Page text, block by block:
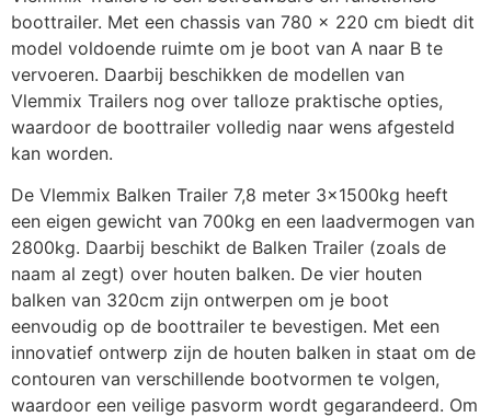
boottrailer. Met een chassis van 780 x 220 cm biedt dit
model voldoende ruimte om je boot van A naar B te
vervoeren. Daarbij beschikken de modellen van
Vlemmix Trailers nog over talloze praktische opties,
waardoor de boottrailer volledig naar wens afgesteld
kan worden.
De Vlemmix Balken Trailer 7,8 meter 3x1500kg heeft
een eigen gewicht van 700kg en een laadvermogen van
2800kg. Daarbij beschikt de Balken Trailer (zoals de
naam al zegt) over houten balken. De vier houten
balken van 320cm zijn ontwerpen om je boot
eenvoudig op de boottrailer te bevestigen. Met een
innovatief ontwerp zijn de houten balken in staat om de
contouren van verschillende bootvormen te volgen,
waardoor een veilige pasvorm wordt gegarandeerd. Om